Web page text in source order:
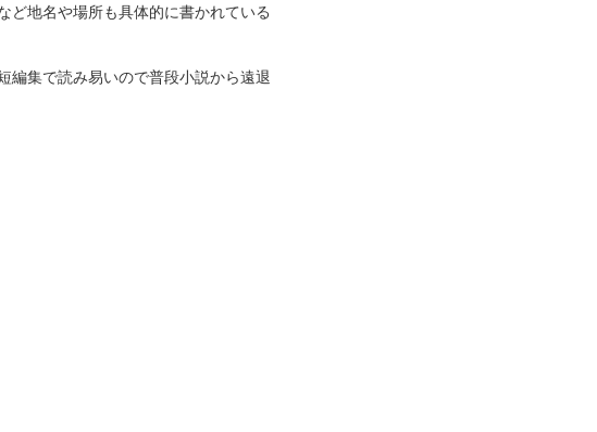
ど地名や場所も具体的に書かれている
編集で読み易いので普段小説から遠退